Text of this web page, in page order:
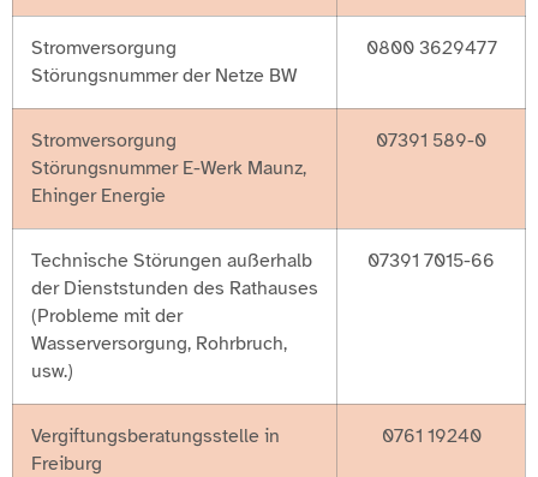
Stromversorgung
Störungsnummer der Netze BW
0800 3629477
Stromversorgung
Störungsnummer E-Werk Maunz,
Ehinger Energie
07391 589-0
Technische Störungen außerhalb
der Dienststunden des Rathauses
(Probleme mit der
Wasserversorgung, Rohrbruch,
usw.)
07391 7015-66
Vergiftungsberatungsstelle in
Freiburg
0761 19240